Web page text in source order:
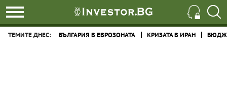
ТЕМИТЕ ДНЕС: БЪЛГАРИЯ В ЕВРОЗОНАТА КРИЗАТА В ИРАН